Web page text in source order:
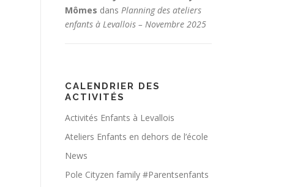
Mômes dans Planning des ateliers
enfants à Levallois – Novembre 2025
CALENDRIER DES
ACTIVITÉS
Activités Enfants à Levallois
Ateliers Enfants en dehors de l’école
News
Pole Cityzen family #Parentsenfants